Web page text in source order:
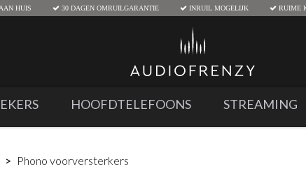
HUIS 30 DAGEN OMRUILGARANTIE INRUIL MOGELIJK RUIME
HOOFDTELEFOONS STREAMING
Phono voorversterkers